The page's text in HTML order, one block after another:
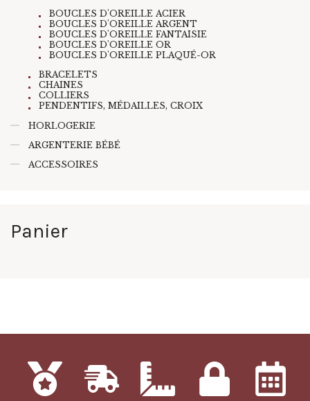
BOUCLES D'OREILLE ACIER
BOUCLES D'OREILLE ARGENT
BOUCLES D'OREILLE FANTAISIE
BOUCLES D'OREILLE OR
BOUCLES D'OREILLE PLAQUÉ-OR
BRACELETS
CHAINES
COLLIERS
PENDENTIFS, MÉDAILLES, CROIX
HORLOGERIE
ARGENTERIE BÉBÉ
ACCESSOIRES
Panier